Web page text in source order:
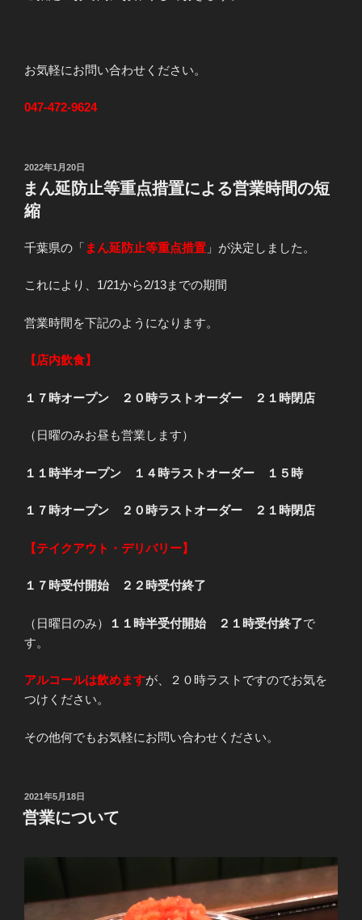
お気軽にお問い合わせください。
047-472-9624
投
稿
日:
2022年1月20日
まん延防止等重点措置による営業時間の短
縮
千葉県の「 まん延防止等重点措置 」が決定しました。
これにより、1/21から2/13までの期間
営業時間を下記のようになります。
【店内飲食】
１７時オープン ２０時ラストオーダー ２１時閉店
（日曜のみお昼も営業します）
１１時半オープン １４時ラストオーダー １５時
１７時オープン ２０時ラストオーダー ２１時閉店
【テイクアウト・デリバリー】
１７時受付開始 ２２時受付終了
（日曜日のみ） １１時半受付開始 ２１時受付終了で
す。
アルコールは飲めますが、２０時ラストですのでお気を
つけください。
その他何でもお気軽にお問い合わせください。
投
稿
日:
2021年5月18日
営業について